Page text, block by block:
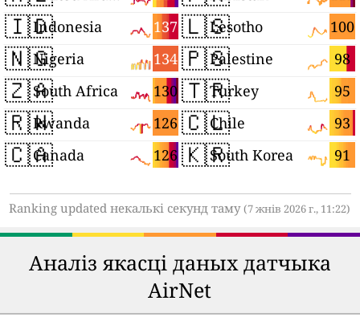
🇮🇩 137
Indonesia
🇳🇬 134
Nigeria
🇿🇦 130
South Africa
🇷🇼 126
Rwanda
🇨🇦 126
Canada
🇱🇸 100
Lesotho
🇵🇸 98
Palestine
🇹🇷 95
Turkey
🇨🇱 93
Chile
🇰🇷 91
South Korea
Ranking updated некалькі секунд таму(7 жнів 2026 г., 11:22)
Аналіз якасці даных датчыка
AirNet